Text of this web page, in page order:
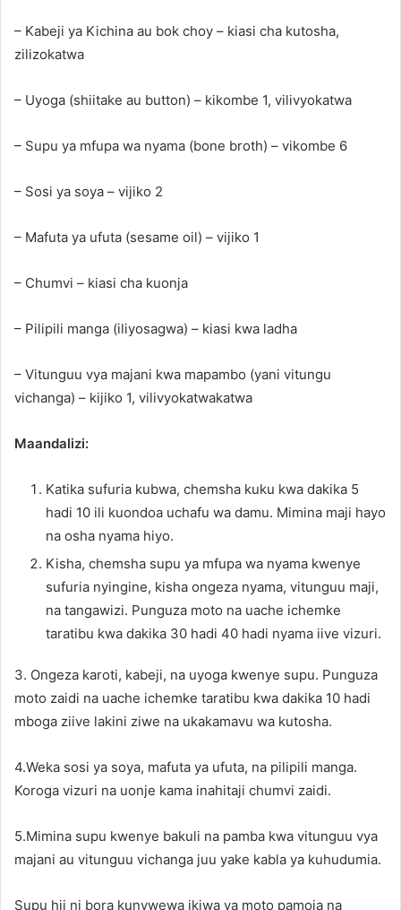
– Kabeji ya Kichina au bok choy – kiasi cha kutosha,
zilizokatwa
– Uyoga (shiitake au button) – kikombe 1, vilivyokatwa
– Supu ya mfupa wa nyama (bone broth) – vikombe 6
– Sosi ya soya – vijiko 2
– Mafuta ya ufuta (sesame oil) – vijiko 1
– Chumvi – kiasi cha kuonja
– Pilipili manga (iliyosagwa) – kiasi kwa ladha
– Vitunguu vya majani kwa mapambo (yani vitungu
vichanga) – kijiko 1, vilivyokatwakatwa
Maandalizi:
Katika sufuria kubwa, chemsha kuku kwa dakika 5
hadi 10 ili kuondoa uchafu wa damu. Mimina maji hayo
na osha nyama hiyo.
Kisha, chemsha supu ya mfupa wa nyama kwenye
sufuria nyingine, kisha ongeza nyama, vitunguu maji,
na tangawizi. Punguza moto na uache ichemke
taratibu kwa dakika 30 hadi 40 hadi nyama iive vizuri.
3. Ongeza karoti, kabeji, na uyoga kwenye supu. Punguza
moto zaidi na uache ichemke taratibu kwa dakika 10 hadi
mboga ziive lakini ziwe na ukakamavu wa kutosha.
4.Weka sosi ya soya, mafuta ya ufuta, na pilipili manga.
Koroga vizuri na uonje kama inahitaji chumvi zaidi.
5.Mimina supu kwenye bakuli na pamba kwa vitunguu vya
majani au vitunguu vichanga juu yake kabla ya kuhudumia.
Supu hii ni bora kunywewa ikiwa ya moto pamoja na